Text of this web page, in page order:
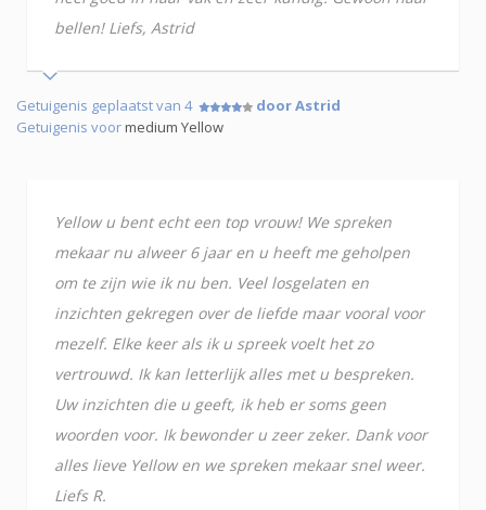
bellen! Liefs, Astrid
Getuigenis geplaatst van 4
door Astrid
Getuigenis voormedium Yellow
Yellow u bent echt een top vrouw! We spreken
mekaar nu alweer 6 jaar en u heeft me geholpen
om te zijn wie ik nu ben. Veel losgelaten en
inzichten gekregen over de liefde maar vooral voor
mezelf. Elke keer als ik u spreek voelt het zo
vertrouwd. Ik kan letterlijk alles met u bespreken.
Uw inzichten die u geeft, ik heb er soms geen
woorden voor. Ik bewonder u zeer zeker. Dank voor
alles lieve Yellow en we spreken mekaar snel weer.
Liefs R.